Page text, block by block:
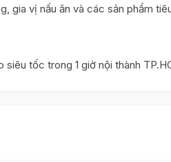
gia vị nấu ăn và các sản phẩm
siêu tốc trong 1 giờ nội thành